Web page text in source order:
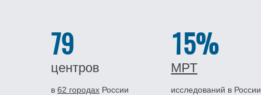
79
центров
в 62 городах России
15%
МРТ
исследований в России